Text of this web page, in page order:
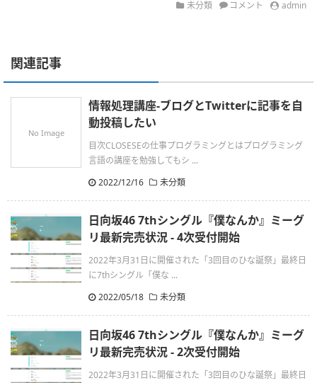
未分類 コメント admin
関連記事
No Image
情報処理講座-ブログとTwitterに記事を自
動投稿したい
目次CLOSESEの仕事プログラミングとはプログラミング
言語の講座を勉強してもシ ...
2022/12/16
未分類
日向坂46 7thシングル『僕なんか』ミーグ
リ最新完売状況 - 4次受付開始
2022年3月31日に開催された「3回目のひな誕祭」最終日
に7thシングル「僕な ...
2022/05/18
未分類
日向坂46 7thシングル『僕なんか』ミーグ
リ最新完売状況 - 2次受付開始
2022年3月31日に開催された「3回目のひな誕祭」最終日